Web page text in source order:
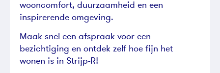
wooncomfort, duurzaamheid en een
inspirerende omgeving.
Maak snel een afspraak voor een
bezichtiging en ontdek zelf hoe fijn het
wonen is in Strijp-R!